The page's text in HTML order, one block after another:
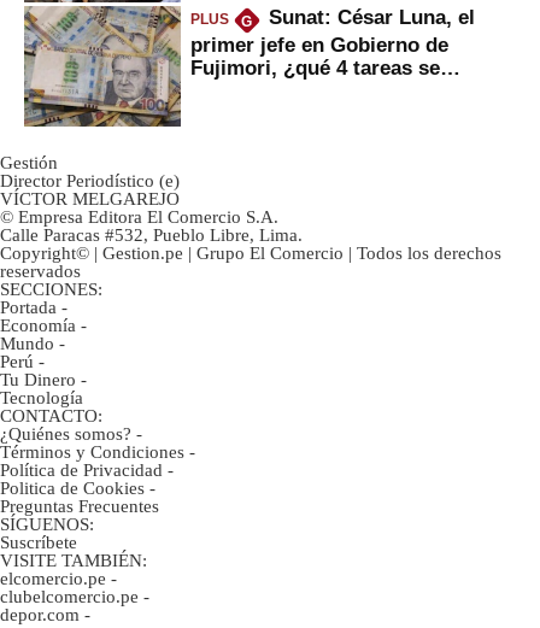
PLUS G
Sunat: César Luna, el
primer jefe en Gobierno de
Fujimori, ¿qué 4 tareas se
Gestión
Director Periodístico (e)
VÍCTOR MELGAREJO
© Empresa Editora El Comercio S.A.
Calle Paracas #532, Pueblo Libre, Lima.
Copyright© | Gestion.pe | Grupo El Comercio | Todos los derechos
reservados
SECCIONES:
Portada -
Economía -
Mundo -
Perú -
Tu Dinero -
Tecnología
CONTACTO:
¿Quiénes somos? -
Términos y Condiciones -
Política de Privacidad -
Politica de Cookies -
Preguntas Frecuentes
SÍGUENOS:
Suscríbete
VISITE TAMBIÉN:
elcomercio.pe -
clubelcomercio.pe -
depor.com -